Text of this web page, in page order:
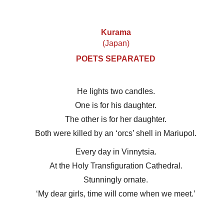
Kurama
(Japan)
POETS SEPARATED
He lights two candles.
One is for his daughter.
The other is for her daughter.
Both were killed by an ‘orcs’ shell in Mariupol.
Every day in Vinnytsia.
At the Holy Transfiguration Cathedral.
Stunningly ornate.
‘My dear girls, time will come when we meet.’